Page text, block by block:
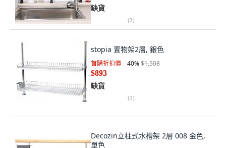
缺貨
(2)
stopia 置物架2層, 銀色
首購折扣價 40%$1,508
$893
缺貨
(1)
Decozin立柱式水槽架 2層 008 金色,
單色